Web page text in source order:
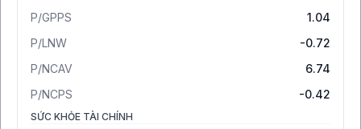
P/GPPS
1.04
P/LNW
-0.72
P/NCAV
6.74
P/NCPS
-0.42
SỨC KHỎE TÀI CHÍNH